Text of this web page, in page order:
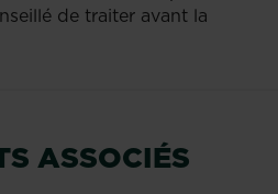
de traiter avant la
ASSOCIÉS